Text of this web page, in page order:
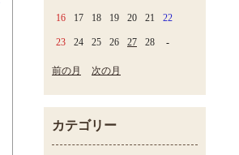
16 17 18 19 20 21 22
23 24 25 26 27 28 -
前の月 次の月
カテゴリー